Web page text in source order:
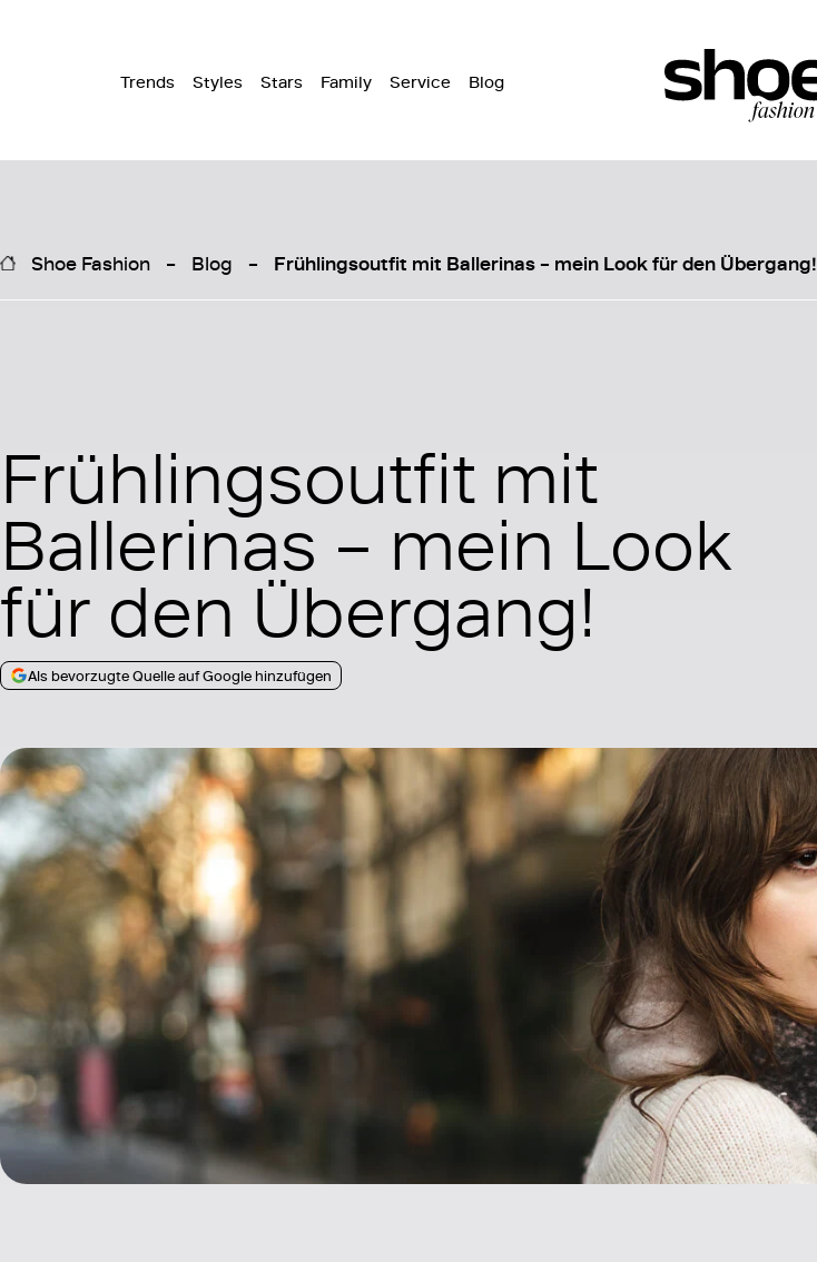
Trends Styles Stars Family Service Blog
Shoe Fashion Blog Frühlingsoutfit mit Ballerinas – mein Look für den Übergang!
Frühlingsoutfit mit
Ballerinas – mein Look
für den Übergang!
Als bevorzugte Quelle auf Google hinzufügen